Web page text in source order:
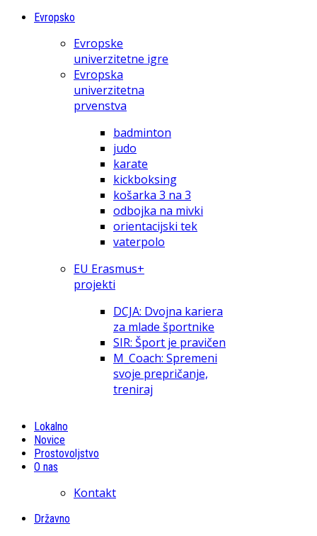
Evropsko
Evropske
univerzitetne igre
Evropska
univerzitetna
prvenstva
badminton
judo
karate
kickboksing
košarka 3 na 3
odbojka na mivki
orientacijski tek
vaterpolo
EU Erasmus+
projekti
DCJA: Dvojna kariera
za mlade športnike
SIR: Šport je pravičen
M_Coach: Spremeni
svoje prepričanje,
treniraj
Lokalno
Novice
Prostovoljstvo
O nas
Kontakt
Državno